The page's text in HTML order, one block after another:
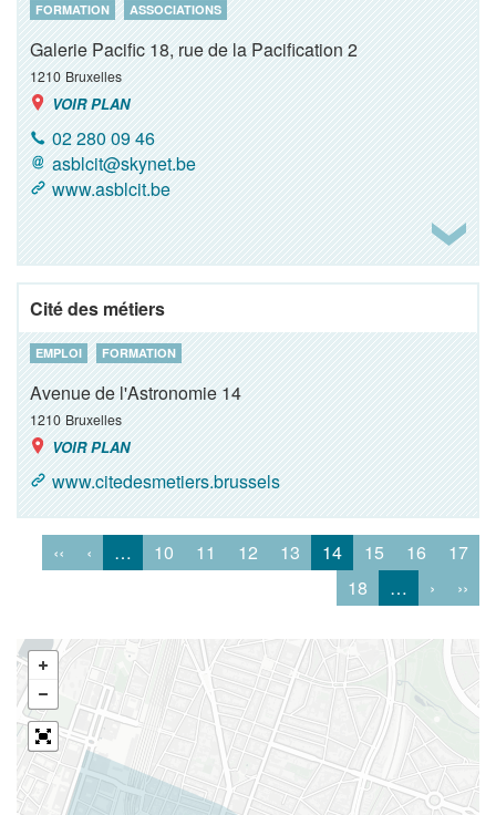
FORMATION ASSOCIATIONS
Galerie Pacific 18, rue de la Pacification 2
1210 Bruxelles
VOIR PLAN
02 280 09 46
asblcit@skynet.be
www.asblcit.be
Cité des métiers
EMPLOI FORMATION
Avenue de l'Astronomie 14
1210 Bruxelles
VOIR PLAN
www.citedesmetiers.brussels
‹‹ ‹ … 10 11 12 13 14 15 16
17
18
… › ››